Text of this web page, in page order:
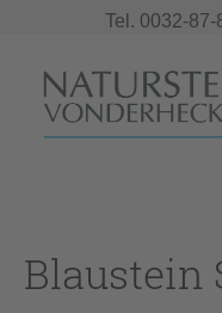
Tel. 0032-87-
Blaustein